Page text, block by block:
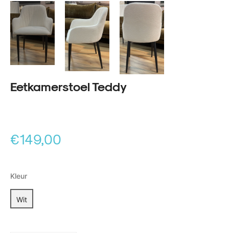
Eetkamerstoel Teddy
prijs
€149,00
Kleur
Wit